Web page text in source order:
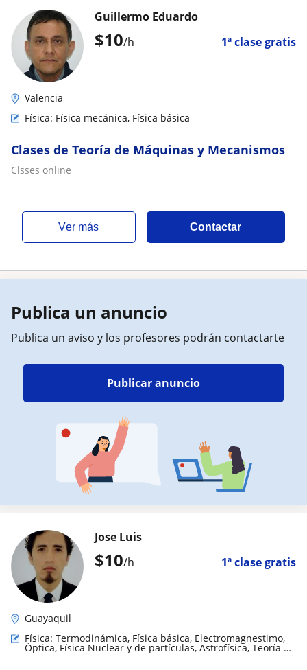
$10/h 1ª clase gratis
Guillermo Eduardo
Valencia
Física: Física mecánica, Física básica
Clases de Teoría de Máquinas y Mecanismos
Clsses online
ver más Contactar
Publica un anuncio
Publica un aviso y los profesores podrán contactarte
Publicar anuncio
$10/h 1ª clase gratis
Jose Luis
Guayaquil
Física: Termodinámica, Física básica, Electromagnestimo,
Óptica, Física Nuclear y de partículas, Astrofísica, Teoría de
circuitos y electrónica, Física de fluidos, Física mecánica,